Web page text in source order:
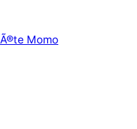
Momo